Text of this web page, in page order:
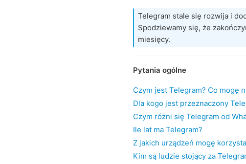
Telegram stale się rozwija i
Spodziewamy się, że
miesięcy.
Pytania ogólne
Czym jest Telegram? Co mogę
Dla kogo jest przeznaczony
Czym różni się Telegram od
Ile lat ma Telegram?
Z jakich urządzeń mogę
Kim są ludzie stojący za